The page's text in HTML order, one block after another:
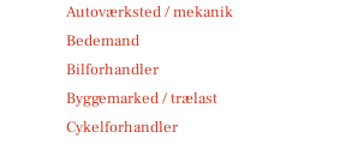
Autoværksted / mekanik
Bedemand
Bilforhandler
Byggemarked / trælast
Cykelforhandler